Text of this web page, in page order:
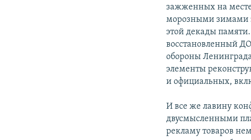
зажженных на
морозными зимами
этой декады
восстановленный
обороны
элементы
и официальных,
И все же лавину
двусмысленными
рекламу товаров